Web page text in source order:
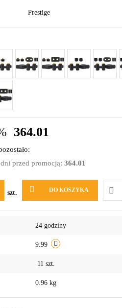
Prestige
364.01
przed promocją:364.01
szt. DO KOSZYKA
Do
24 godziny
9.99
11 szt.
0.96 kg